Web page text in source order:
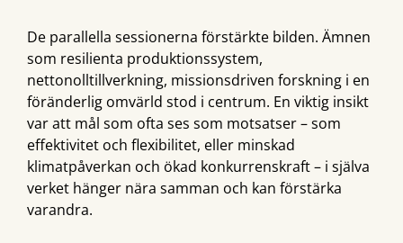
De parallella sessionerna förstärkte bilden. Ämnen
som resilienta produktionssystem,
nettonolltillverkning, missionsdriven forskning i en
föränderlig omvärld stod i centrum. En viktig insikt
var att mål som ofta ses som motsatser – som
effektivitet och flexibilitet, eller minskad
klimatpåverkan och ökad konkurrenskraft – i själva
verket hänger nära samman och kan förstärka
varandra.